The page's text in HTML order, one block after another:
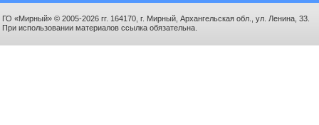
ГО «Мирный» © 2005-2026 гг. 164170, г. Мирный, Архангельская обл., ул. Ленина, 33.
При использовании материалов ссылка обязательна.